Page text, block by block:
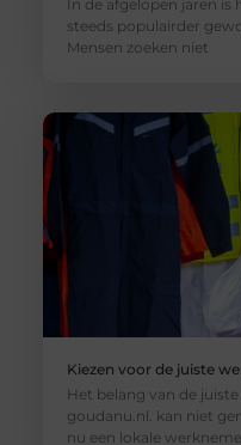
In de afgelopen jaren
steeds populairder
Mensen zoeken niet
Kiezen voor de juiste
Het belang van de
goudanu.nl. kan niet
nu een lokale